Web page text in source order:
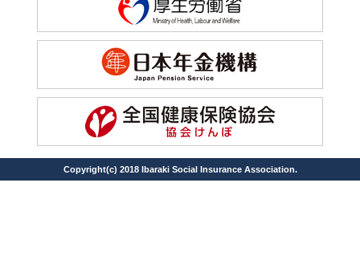
Copyright(c) 2018 Ibaraki Social Insurance Association.